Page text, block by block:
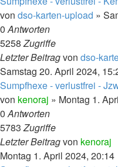
von dso-karten-upload »
0Antworten
5258Zugriffe
Letzter Beitragvon dso-
Samstag 20. April 2024,
Sumpfhexe - verlustfrei -
von kenoraj » Montag 1.
0Antworten
5783Zugriffe
Letzter Beitragvon kenoraj
Montag 1. April 2024, 20:14